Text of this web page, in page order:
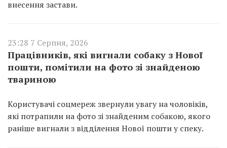
внесення застави.
23:28 7 Серпня, 2026
Працівників, які вигнали собаку з Нової
пошти, помітили на фото зі знайденою
твариною
Користувачі соцмереж звернули увагу на чоловіків,
які потрапили на фото зі знайденим собакою, якого
раніше вигнали з відділення Нової пошти у спеку.